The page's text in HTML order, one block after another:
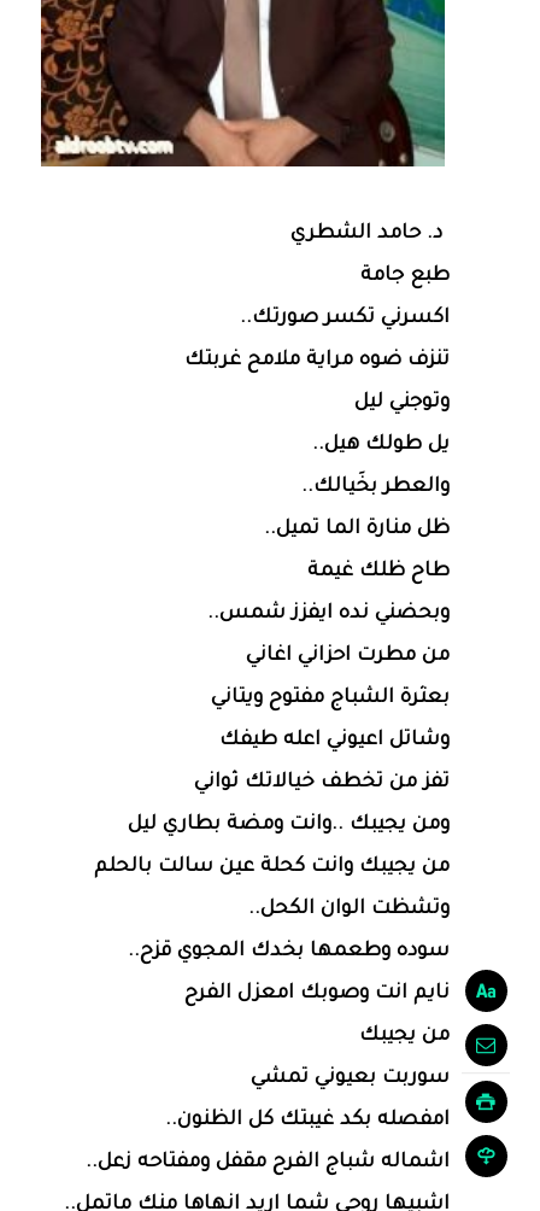
د. حامد الشطري
طبع جامة
اكسرني تكسر صورتك..
تنزف ضوه مراية ملامح غربتك
وتوجني ليل
يل طولك هيل..
والعطر بخَيالك..
ظل منارة الما تميل..
طاح ظلك غيمة
وبحضني نده ايفزز شمس..
من مطرت احزاني اغاني
بعثرة الشباج مفتوح ويتاني
وشاتل اعيوني اعله طيفك
تفز من تخطف خيالاتك ثواني
ومن يجيبك ..وانت ومضة بطاري ليل
من يجيبك وانت كحلة عين سالت بالحلم
وتشظت الوان الكحل..
سوده وطعمها بخدك المجوي قزح..
نايم انت وصوبك امعزل الفرح
من يجيبك
سوربت بعيوني تمشي
امفصله بكد غيبتك كل الظنون..
اشماله شباج الفرح مقفل ومفتاحه زعل..
اشبيها روحي شما اريد انهاها منك ماتمل..